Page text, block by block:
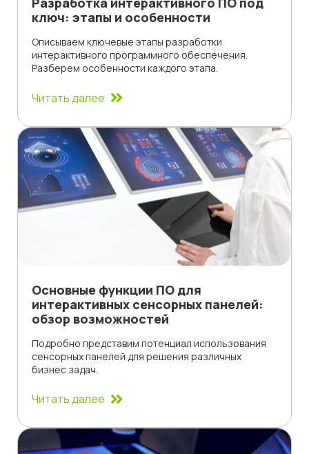
ключ: этапы и особенности
Описываем ключевые этапы разработки
интерактивного программного обеспечения.
Разберем особенности каждого этапа.
Читать далее
Основные функции ПО для
интерактивных сенсорных панелей:
обзор возможностей
Подробно представим потенциал использования
сенсорных панелей для решения различных
бизнес задач.
Читать далее